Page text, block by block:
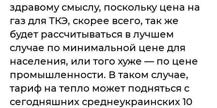
здравому смыслу, поскольку цена на
газ для ТКЭ, скорее всего, так же
будет рассчитываться в лучшем
случае по минимальной цене для
населения, или того хуже — по цене
промышленности. В таком случае,
тариф на тепло может подняться с
сегодняшних среднеукраинских 10